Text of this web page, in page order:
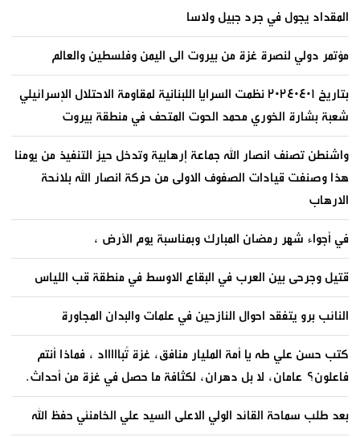
المقداد يجول في جرد جبيل ولاسا
مؤتمر دولي لنصرة غزة من بيروت الى اليمن وفلسطين والعالم
بتاريخ ٢٠٢٤٠٤٠١ نظمت السرايا اللبنانية لمقاومة الاحتلال الإسرائيلي
شعبة بشارة الخوري محمد الحوت المتحف في منطقة بيروت
واشنطن تصنف انصار الله جماعة إرهابية وتدخل حيز التنفيذ من يومنا
هذا وصنفت قيادات الصفوف الاولى من حركة انصار الله بلائحة
الارهاب
في أجواء شهر رمضان المبارك وبمناسبة يوم الأرض ،
قتيل وجرحى بين العرب في البقاع الاوسط في منطقة قب اللياس
النائب برو يتفقد احوال النازحين في علمات والبدان المجاورة
كتب حسن علي طه يا أمة المليار منافق، غزة تُباااااد ، فماذا أنتم
فاعلون؟ عامان، لا بل دهران، لكثافة ما حصل في غزة من أحداث.
بعد طلب سماحة القائد الولي الاعلى السيد علي الخامنئي حفظ الله